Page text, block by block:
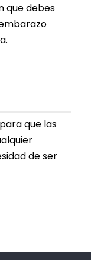
que debes
que las
de ser